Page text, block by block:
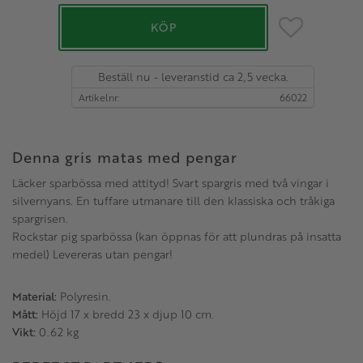
KÖP Lägg till i
Beställ nu - leveranstid ca 2,5 vecka.
Artikelnr 66022
Denna gris matas med pengar
Läcker sparbössa med attityd! Svart spargris med två vingar i
silvernyans. En tuffare utmanare till den klassiska och tråkiga
spargrisen.
Rockstar pig sparbössa (kan öppnas för att plundras på insatta
medel) Levereras utan pengar!
Material: Polyresin.
Mått: Höjd 17 x bredd 23 x djup 10 cm.
Vikt: 0.62 kg